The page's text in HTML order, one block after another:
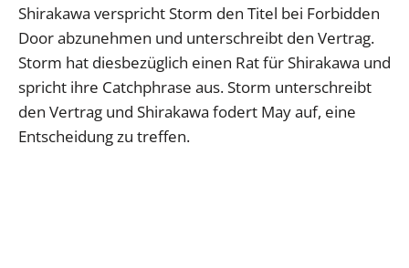
Shirakawa verspricht Storm den Titel bei Forbidden
Door abzunehmen und unterschreibt den Vertrag.
Storm hat diesbezüglich einen Rat für Shirakawa und
spricht ihre Catchphrase aus. Storm unterschreibt
den Vertrag und Shirakawa fodert May auf, eine
Entscheidung zu treffen.